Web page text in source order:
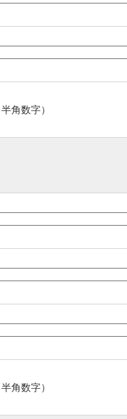
半角数字）
半角数字）